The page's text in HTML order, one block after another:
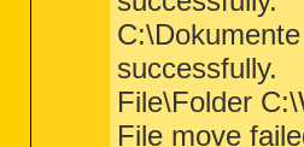
successfully.
File\Folder
File move